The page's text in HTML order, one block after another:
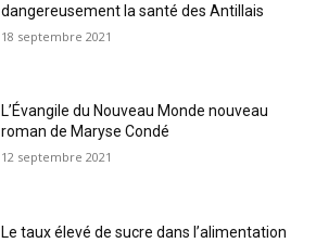
dangereusement la santé des Antillais
18 septembre 2021
L’Évangile du Nouveau Monde nouveau
roman de Maryse Condé
12 septembre 2021
Le taux élevé de sucre dans l’alimentation